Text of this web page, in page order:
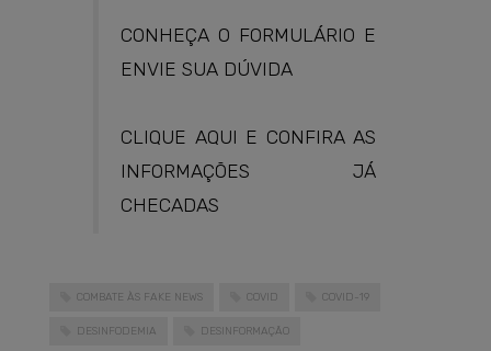
CONHEÇA O FORMULÁRIO E
ENVIE SUA DÚVIDA
CLIQUE AQUI E CONFIRA AS
INFORMAÇÕES JÁ
CHECADAS
COMBATE ÀS FAKE NEWS COVID COVID-19
DESINFODEMIA DESINFORMAÇÃO